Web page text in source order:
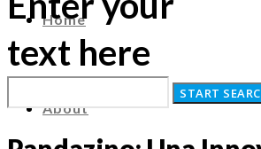
Home
About
text here